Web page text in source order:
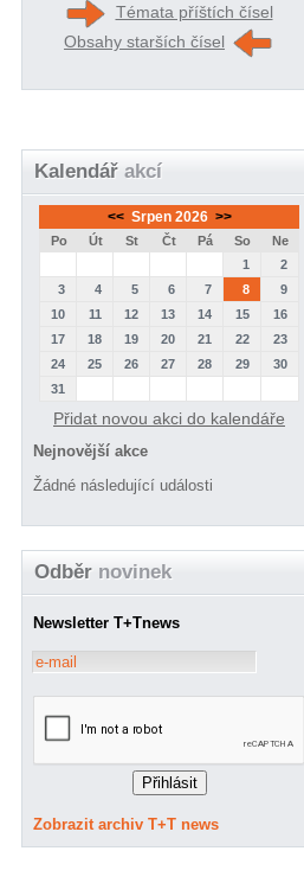
Témata příštích čísel
Obsahy starších čísel
Kalendář akcí
<< Srpen 2026 >>
Po Út St Čt Pá So
Ne
1
2
3
4 5 6 7 8
9
10
11 12 13 14 15
16
17
18 19 20 21 22
23
24
25 26 27 28 29
30
31
Přidat novou akci do kalendáře
Nejnovější akce
Žádné následující události
Odběr novinek
Newsletter T+Tnews
Zobrazit archiv T+T news